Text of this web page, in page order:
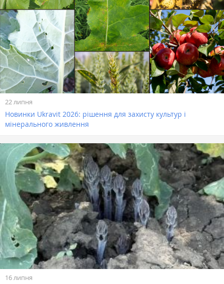
22 липня
Новинки Ukravit 2026: рішення для захисту культур і
мінерального живлення
16 липня